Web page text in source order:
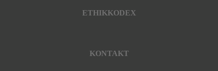
ETHIKKODEX
KONTAKT